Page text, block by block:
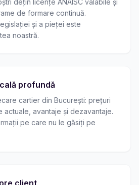
dețin licențe ANAISC valabile și
de formare continuă.
și a pieței este
noastră.
profundă
cartier din București: prețuri
actuale, avantaje și dezavantaje.
pe care nu le găsiți pe
client